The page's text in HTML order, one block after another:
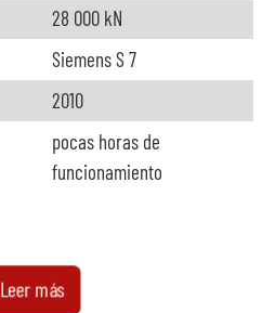
28 000 kN
Siemens S 7
2010
pocas horas de
funcionamiento
disponible
Leer más